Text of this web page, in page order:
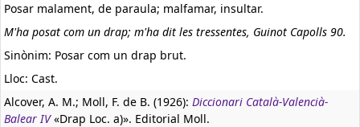
Posar malament, de paraula; malfamar, insultar.
M'ha posat com un drap; m'ha dit les tressentes, Guinot Capolls 90.
Sinònim: Posar com un drap brut.
Lloc: Cast.
Alcover, A. M.; Moll, F. de B. (1926): Diccionari Català-Valencià-
Balear IV«Drap Loc. a)». Editorial Moll.